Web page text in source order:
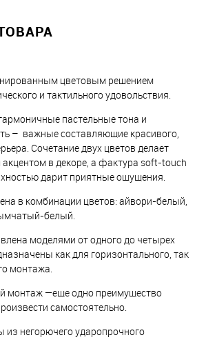
цветовым решением
и тактильного удовольствия.
пастельные тона и
– важные составляющие красивого,
Сочетание двух цветов делает
в декоре, а фактура soft-touch
дарит приятные ощущения.
в комбинации цветов: айвори-белый,
белый.
моделями от одного до четырех
как для горизонтального, так
монтажа.
монтаж —еще одно преимущество
самостоятельно.
из негорючего ударопрочного